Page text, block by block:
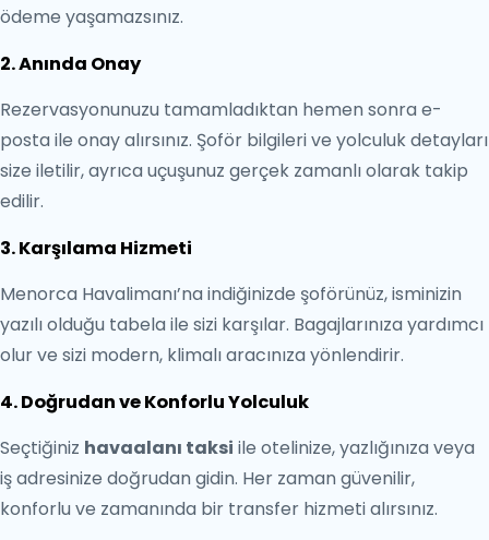
ödeme yaşamazsınız.
2. Anında Onay
Rezervasyonunuzu tamamladıktan hemen sonra e-
posta ile onay alırsınız. Şoför bilgileri ve yolculuk detayları
size iletilir, ayrıca uçuşunuz gerçek zamanlı olarak takip
edilir.
3. Karşılama Hizmeti
Menorca Havalimanı’na indiğinizde şoförünüz, isminizin
yazılı olduğu tabela ile sizi karşılar. Bagajlarınıza yardımcı
olur ve sizi modern, klimalı aracınıza yönlendirir.
4. Doğrudan ve Konforlu Yolculuk
Seçtiğiniz havaalanı taksi ile otelinize, yazlığınıza veya
iş adresinize doğrudan gidin. Her zaman güvenilir,
konforlu ve zamanında bir transfer hizmeti alırsınız.